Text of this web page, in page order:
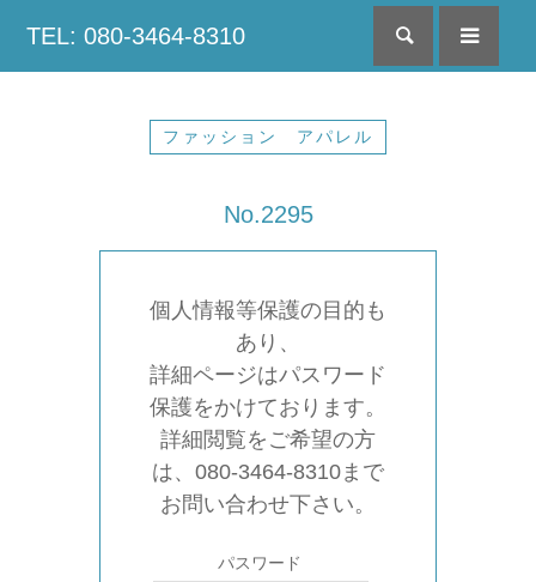
TEL: 080-3464-8310 検索
ファッション アパレル
No.2295
個人情報等保護の目的も
あり、
詳細ページはパスワード
保護をかけております。
詳細閲覧をご希望の方
は、080-3464-8310まで
お問い合わせ下さい。
パスワード